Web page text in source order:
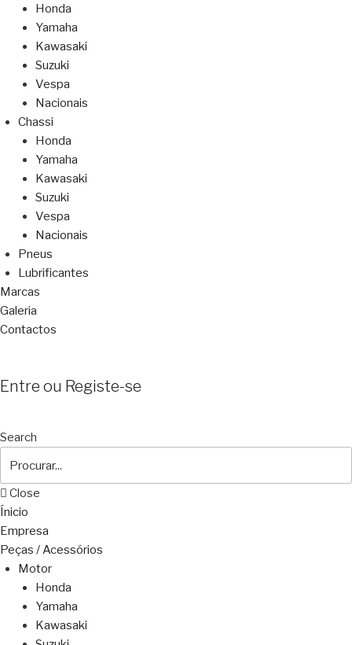
Honda
Yamaha
Kawasaki
Suzuki
Vespa
Nacionais
Chassi
Honda
Yamaha
Kawasaki
Suzuki
Vespa
Nacionais
Pneus
Lubrificantes
Marcas
Galeria
Contactos
Entre ou Registe-se
Search
Close
Ínicio
Empresa
Peças / Acessórios
Motor
Honda
Yamaha
Kawasaki